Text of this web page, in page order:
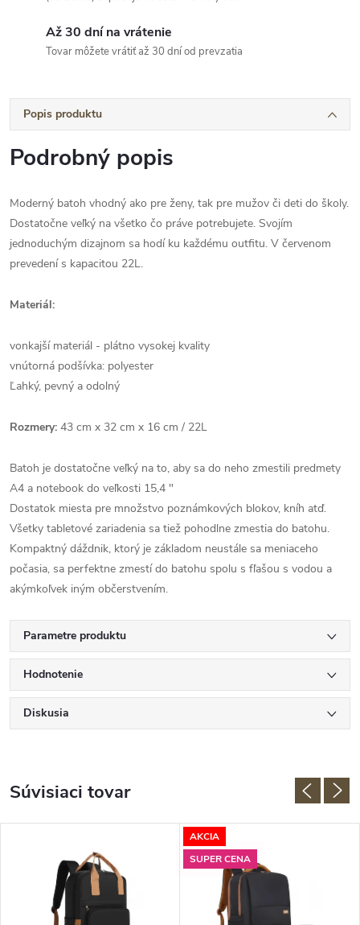
Až 30 dní na vrátenie
Tovar môžete vrátiť až 30 dní od prevzatia
Popis produktu
Podrobný popis
Moderný batoh vhodný ako pre ženy, tak pre mužov či deti do školy.
Dostatočne veľký na všetko čo práve potrebujete. Svojím
jednoduchým dizajnom sa hodí ku každému outfitu. V červenom
prevedení s kapacitou 22L.
Materiál:
vonkajší materiál - plátno vysokej kvality
vnútorná podšívka: polyester
Ľahký, pevný a odolný
Rozmery: 43 cm x 32 cm x 16 cm / 22L
Batoh je dostatočne veľký na to, aby sa do neho zmestili predmety
A4 a notebook do veľkosti 15,4 "
Dostatok miesta pre množstvo poznámkových blokov, kníh atď.
Všetky tabletové zariadenia sa tiež pohodlne zmestia do batohu.
Kompaktný dáždnik, ktorý je základom neustále sa meniaceho
počasia, sa perfektne zmestí do batohu spolu s fľašou s vodou a
akýmkoľvek iným občerstvením.
Parametre produktu
Hodnotenie
Diskusia
Súvisiaci tovar
AKCIA
SUPER CENA